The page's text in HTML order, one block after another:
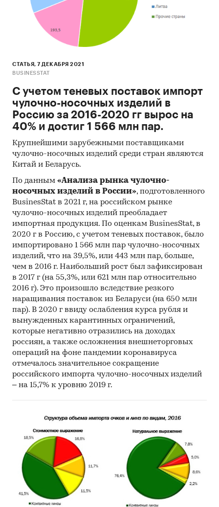
СТАТЬЯ, 7 ДЕКАБРЯ 2021
BUSINESSTAT
С учетом теневых поставок импорт
чулочно-носочных изделий в
Россию за 2016-2020 гг вырос на
40% и достиг 1 566 млн пар.
Крупнейшими зарубежными поставщиками
чулочно-носочных изделий среди стран являются
Китай и Беларусь.
По данным «Анализа рынка чулочно-
носочных изделий в России», подготовленного
BusinesStat в 2021 г, на российском рынке
чулочно-носочных изделий преобладает
импортная продукция. По оценкам BusinesStat, в
2020 г в Россию, с учетом теневых поставок, было
импортировано 1 566 млн пар чулочно-носочных
изделий, что на 39,5%, или 443 млн пар, больше,
чем в 2016 г. Наибольший рост был зафиксирован
в 2017 г (на 55,3%, или 621 млн пар относительно
2016 г). Это произошло вследствие резкого
наращивания поставок из Беларуси (на 650 млн
пар). В 2020 г ввиду ослабления курса рубля и
вынужденных карантинных ограничений,
которые негативно отразились на доходах
россиян, а также осложнения внешнеторговых
операций на фоне пандемии коронавируса
отмечалось значительное сокращение
российского импорта чулочно-носочных изделий
– на 15,7% к уровню 2019 г.